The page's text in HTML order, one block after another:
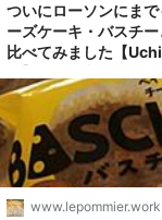
ついにローソンにま
ーズケーキ・バスチ
比べてみました【
www.lepommier.work